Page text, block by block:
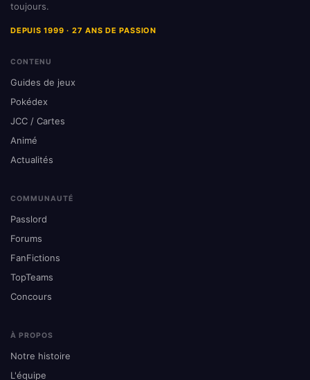
toujours.
DEPUIS 1999 · 27 ANS DE PASSION
CONTENU
Guides de jeux
Pokédex
JCC / Cartes
Animé
Actualités
COMMUNAUTÉ
Passlord
Forums
FanFictions
TopTeams
Concours
À PROPOS
Notre histoire
L'équipe